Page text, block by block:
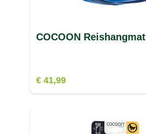
COCOON Reishangmat
€ 41,99